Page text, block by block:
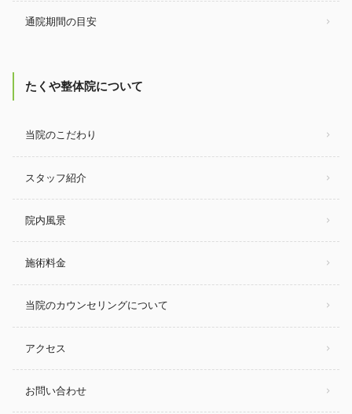
通院期間の目安
たくや整体院について
当院のこだわり
スタッフ紹介
院内風景
施術料金
当院のカウンセリングについて
アクセス
お問い合わせ